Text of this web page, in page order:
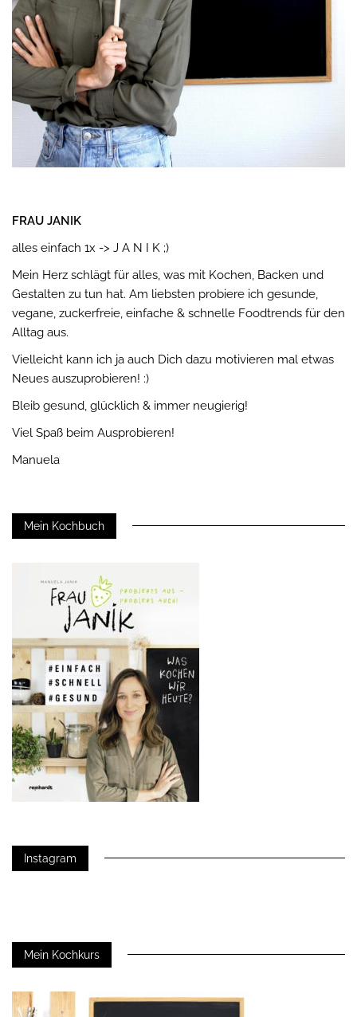
FRAU JANIK
alles einfach 1x -> J A N I K ;)
Mein Herz schlägt für alles, was mit Kochen, Backen und
Gestalten zu tun hat. Am liebsten probiere ich gesunde,
vegane, zuckerfreie, einfache & schnelle Foodtrends für den
Alltag aus.
Vielleicht kann ich ja auch Dich dazu motivieren mal etwas
Neues auszuprobieren! :)
Bleib gesund, glücklich & immer neugierig!
Viel Spaß beim Ausprobieren!
Manuela
Mein Kochbuch
Instagram
Mein Kochkurs